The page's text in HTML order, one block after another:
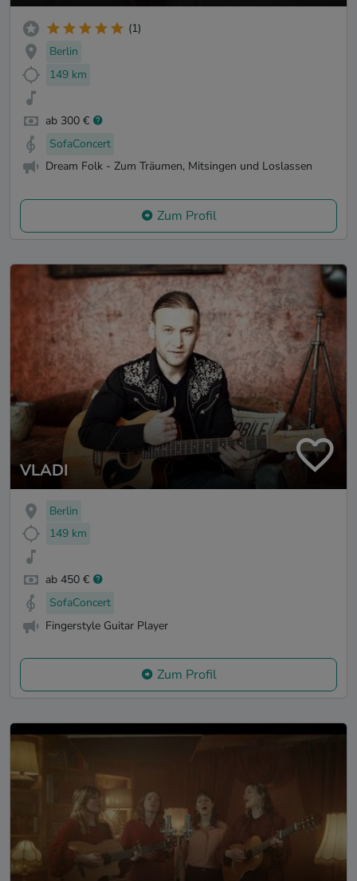
(1)
Berlin
149 km
ab 300 €
SofaConcert
Dream Folk - Zum Träumen, Mitsingen und Loslassen
Zum Profil
VLADI
Berlin
149 km
ab 450 €
SofaConcert
Fingerstyle Guitar Player
Zum Profil